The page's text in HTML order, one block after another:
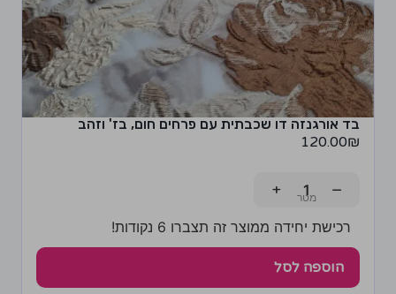
בד אורגנזה דו שכבתית עם פרחים חום, בז' וזהב
120.00₪
−
+
רכישת יחידה ממוצר זה תצברו 6 נקודות!
הוספה לסל